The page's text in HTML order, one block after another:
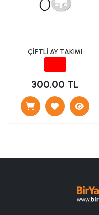
ÇİFTLİ AY TAKIMI
300.00 TL